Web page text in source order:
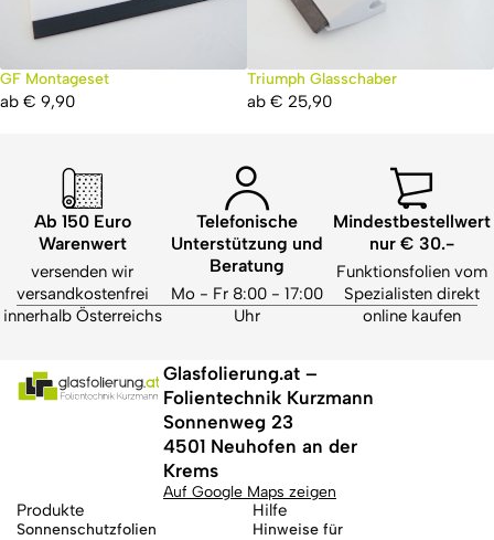
GF Montageset
ab € 9,90
Triumph Glasschaber
ab € 25,90
Ab 150 Euro
Warenwert
versenden wir
versandkostenfrei
innerhalb Österreichs
Telefonische
Unterstützung und
Beratung
Mo - Fr 8:00 - 17:00
Uhr
Mindestbestellwert
nur € 30.-
Funktionsfolien vom
Spezialisten direkt
online kaufen
Glasfolierung.at –
Folientechnik Kurzmann
Sonnenweg 23
4501 Neuhofen an der
Krems
Auf Google Maps zeigen
Produkte
Sonnenschutzfolien
Hilfe
Hinweise für